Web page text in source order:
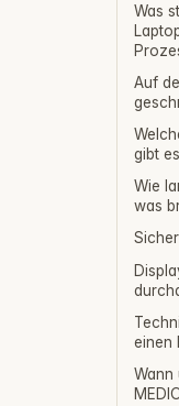
Was
Auf
gibt
Wie
was
einen
Wann